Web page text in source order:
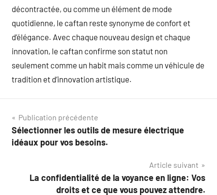
décontractée, ou comme un élément de mode
quotidienne, le caftan reste synonyme de confort et
d’élégance. Avec chaque nouveau design et chaque
innovation, le caftan confirme son statut non
seulement comme un habit mais comme un véhicule de
tradition et d’innovation artistique.
Navigation
de
Publication précédente
Sélectionner les outils de mesure électrique
idéaux pour vos besoins.
Article suivant
La confidentialité de la voyance en ligne: Vos
droits et ce que vous pouvez attendre.